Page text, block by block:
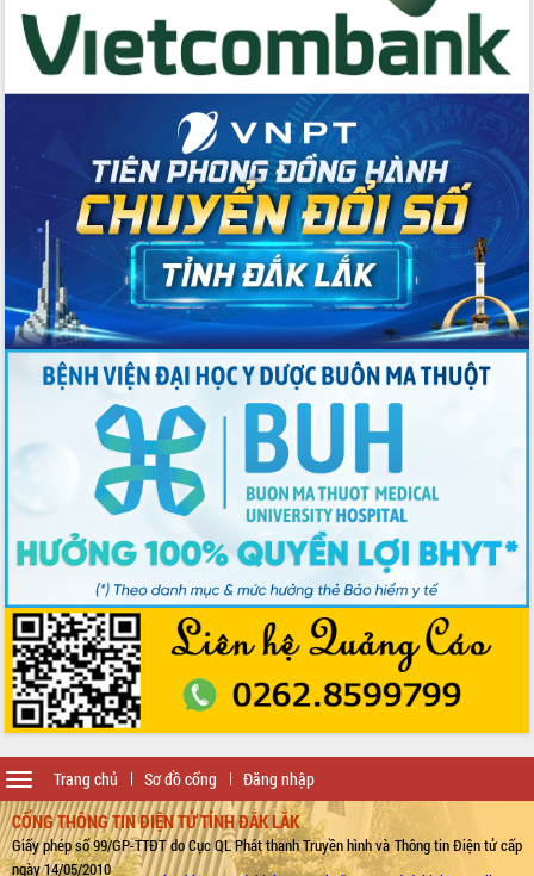
Trang chủ Sơ đồ cổng Đăng nhập
Toggle
navigation
CỔNG THÔNG TIN ĐIỆN TỬ TỈNH ĐẮK LẮK
Giấy phép số 99/GP-TTĐT do Cục QL Phát thanh Truyền hình và Thông tin Điện tử cấp
ngày 14/05/2010